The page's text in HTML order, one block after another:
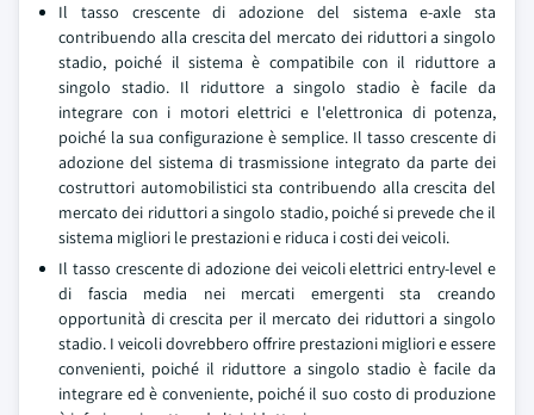
Il tasso crescente di adozione del sistema e-axle sta
contribuendo alla crescita del mercato dei riduttori a singolo
stadio, poiché il sistema è compatibile con il riduttore a
singolo stadio. Il riduttore a singolo stadio è facile da
integrare con i motori elettrici e l'elettronica di potenza,
poiché la sua configurazione è semplice. Il tasso crescente di
adozione del sistema di trasmissione integrato da parte dei
costruttori automobilistici sta contribuendo alla crescita del
mercato dei riduttori a singolo stadio, poiché si prevede che il
sistema migliori le prestazioni e riduca i costi dei veicoli.
Il tasso crescente di adozione dei veicoli elettrici entry-level e
di fascia media nei mercati emergenti sta creando
opportunità di crescita per il mercato dei riduttori a singolo
stadio. I veicoli dovrebbero offrire prestazioni migliori e essere
convenienti, poiché il riduttore a singolo stadio è facile da
integrare ed è conveniente, poiché il suo costo di produzione